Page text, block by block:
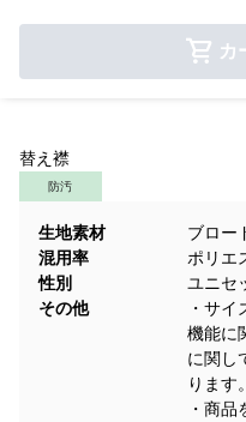
カ
替え襟
防汚
生地素材
ブロー
混用率
ポリエ
性別
ユニセ
その他
・サイ
機能に
に関し
ります。
・商